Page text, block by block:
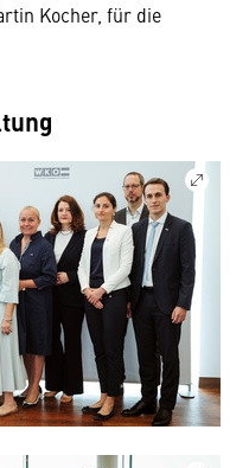
Kocher, für die